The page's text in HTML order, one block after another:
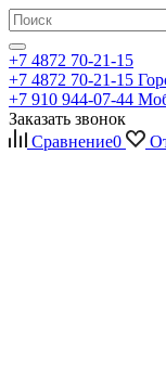
+7 4872 70-21-15
+7 4872 70-21-15
+7 910 944-07-44
Заказать звонок
Сравнение0